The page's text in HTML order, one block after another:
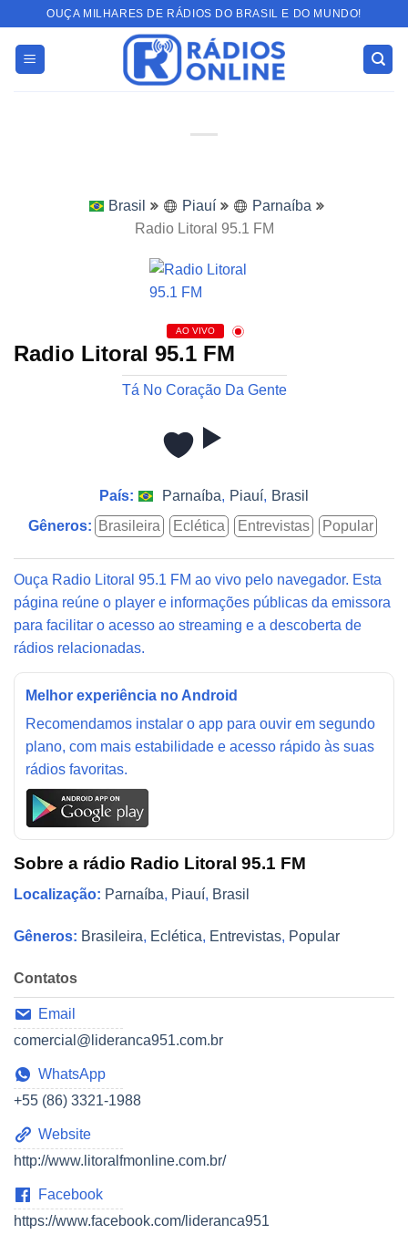
content
OUÇA MILHARES DE RÁDIOS DO BRASIL E DO MUNDO!
Brasil Piauí
Parnaíba
Radio Litoral 95.1 FM
AO VIVO
Radio Litoral 95.1 FM
Tá No Coração Da Gente
País: Parnaíba, Piauí, Brasil
Gêneros: Brasileira Eclética Entrevistas Popular
Ouça Radio Litoral 95.1 FM ao vivo pelo navegador. Esta
página reúne o player e informações públicas da emissora
para facilitar o acesso ao streaming e a descoberta de
rádios relacionadas.
Melhor experiência no Android
Recomendamos instalar o app para ouvir em segundo
plano, com mais estabilidade e acesso rápido às suas
rádios favoritas.
Sobre a rádio Radio Litoral 95.1 FM
Localização: Parnaíba, Piauí, Brasil
Gêneros: Brasileira, Eclética, Entrevistas, Popular
Contatos
Email
comercial@lideranca951.com.br
WhatsApp
+55 (86) 3321-1988
Website
http://www.litoralfmonline.com.br/
Facebook
https://www.facebook.com/lideranca951